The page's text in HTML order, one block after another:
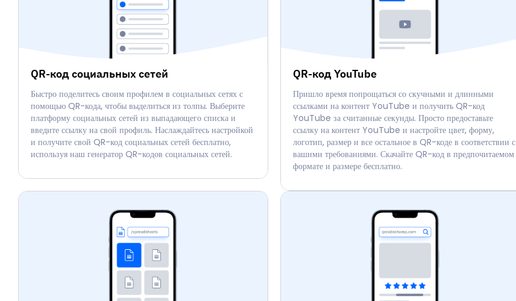
QR-код социальных сетей
Быстро поделитесь своим профилем в социальных сетях с
помощью QR-кода, чтобы выделиться из толпы. Выберите
платформу социальных сетей из выпадающего списка и
введите ссылку на свой профиль. Наслаждайтесь настройкой
и получите свой QR-код социальных сетей бесплатно,
используя наш генератор QR-кодов социальных сетей.
QR-код YouTube
Пришло время попрощаться со скучными и длинными
ссылками на контент YouTube и получить QR-код
YouTube за считанные секунды. Просто предоставьте
ссылку на контент YouTube и настройте цвет, форму,
логотип, размер и все остальное в QR-коде в соответствии с
вашими требованиями. Скачайте QR-код в предпочитаемом
формате и размере бесплатно.